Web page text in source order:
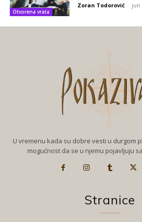
Otvorena vrata
Zoran Todorović - jun
U vremenu kada su dobre vesti u durgom
mogućnost da se u njemu pojavljuju
Stranice